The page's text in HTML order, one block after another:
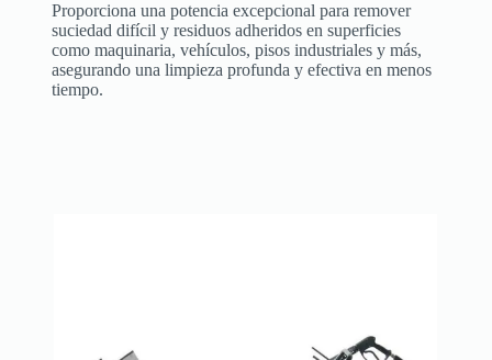
Proporciona una potencia excepcional para remover
suciedad difícil y residuos adheridos en superficies
como maquinaria, vehículos, pisos industriales y más,
asegurando una limpieza profunda y efectiva en menos
tiempo.